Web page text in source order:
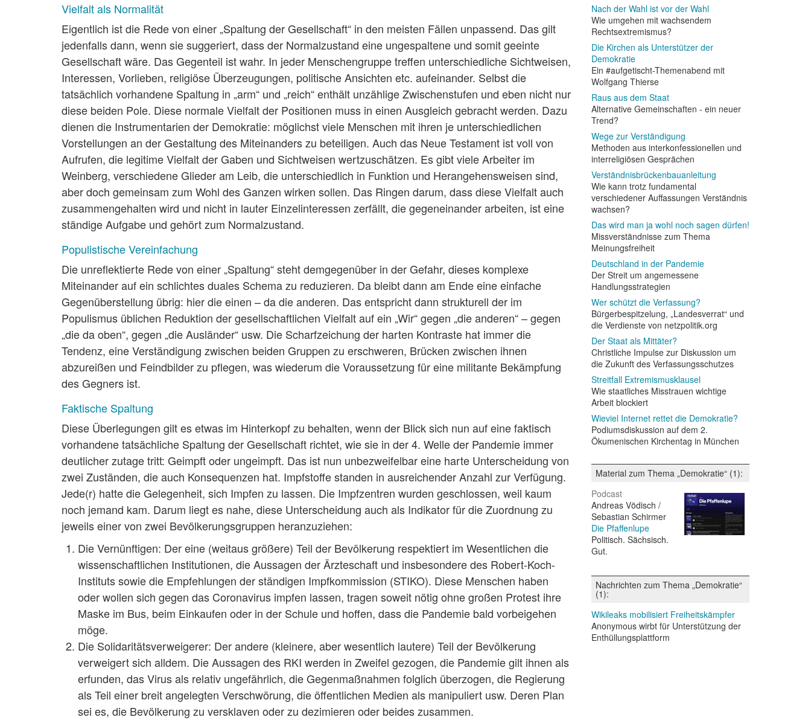
Vielfalt als Normalität
Eigentlich ist die Rede von einer „Spaltung der Gesellschaft“ in den meisten Fällen unpassend. Das gilt
jedenfalls dann, wenn sie suggeriert, dass der Normalzustand eine ungespaltene und somit geeinte
Gesellschaft wäre. Das Gegenteil ist wahr. In jeder Menschengruppe treffen unterschiedliche Sichtweisen,
Interessen, Vorlieben, religiöse Überzeugungen, politische Ansichten etc. aufeinander. Selbst die
tatsächlich vorhandene Spaltung in „arm“ und „reich“ enthält unzählige Zwischenstufen und eben nicht nur
diese beiden Pole. Diese normale Vielfalt der Positionen muss in einen Ausgleich gebracht werden. Dazu
dienen die Instrumentarien der Demokratie: möglichst viele Menschen mit ihren je unterschiedlichen
Vorstellungen an der Gestaltung des Miteinanders zu beteiligen. Auch das Neue Testament ist voll von
Aufrufen, die legitime Vielfalt der Gaben und Sichtweisen wertzuschätzen. Es gibt viele Arbeiter im
Weinberg, verschiedene Glieder am Leib, die unterschiedlich in Funktion und Herangehensweisen sind,
aber doch gemeinsam zum Wohl des Ganzen wirken sollen. Das Ringen darum, dass diese Vielfalt auch
zusammengehalten wird und nicht in lauter Einzelinteressen zerfällt, die gegeneinander arbeiten, ist eine
ständige Aufgabe und gehört zum Normalzustand.
Populistische Vereinfachung
Die unreflektierte Rede von einer „Spaltung“ steht demgegenüber in der Gefahr, dieses komplexe
Miteinander auf ein schlichtes duales Schema zu reduzieren. Da bleibt dann am Ende eine einfache
Gegenüberstellung übrig: hier die einen – da die anderen. Das entspricht dann strukturell der im
Populismus üblichen Reduktion der gesellschaftlichen Vielfalt auf ein „Wir“ gegen „die anderen“ – gegen
„die da oben“, gegen „die Ausländer“ usw. Die Scharfzeichung der harten Kontraste hat immer die
Tendenz, eine Verständigung zwischen beiden Gruppen zu erschweren, Brücken zwischen ihnen
abzureißen und Feindbilder zu pflegen, was wiederum die Voraussetzung für eine militante Bekämpfung
des Gegners ist.
Faktische Spaltung
Diese Überlegungen gilt es etwas im Hinterkopf zu behalten, wenn der Blick sich nun auf eine faktisch
vorhandene tatsächliche Spaltung der Gesellschaft richtet, wie sie in der 4. Welle der Pandemie immer
deutlicher zutage tritt: Geimpft oder ungeimpft. Das ist nun unbezweifelbar eine harte Unterscheidung von
zwei Zuständen, die auch Konsequenzen hat. Impfstoffe standen in ausreichender Anzahl zur Verfügung.
Jede(r) hatte die Gelegenheit, sich Impfen zu lassen. Die Impfzentren wurden geschlossen, weil kaum
noch jemand kam. Darum liegt es nahe, diese Unterscheidung auch als Indikator für die Zuordnung zu
jeweils einer von zwei Bevölkerungsgruppen heranzuziehen:
Die Vernünftigen: Der eine (weitaus größere) Teil der Bevölkerung respektiert im Wesentlichen die
wissenschaftlichen Institutionen, die Aussagen der Ärzteschaft und insbesondere des Robert-Koch-
Instituts sowie die Empfehlungen der ständigen Impfkommission (STIKO). Diese Menschen haben
oder wollen sich gegen das Coronavirus impfen lassen, tragen soweit nötig ohne großen Protest ihre
Maske im Bus, beim Einkaufen oder in der Schule und hoffen, dass die Pandemie bald vorbeigehen
möge.
Die Solidaritätsverweigerer: Der andere (kleinere, aber wesentlich lautere) Teil der Bevölkerung
verweigert sich alldem. Die Aussagen des RKI werden in Zweifel gezogen, die Pandemie gilt ihnen als
erfunden, das Virus als relativ ungefährlich, die Gegenmaßnahmen folglich überzogen, die Regierung
als Teil einer breit angelegten Verschwörung, die öffentlichen Medien als manipuliert usw. Deren Plan
sei es, die Bevölkerung zu versklaven oder zu dezimieren oder beides zusammen.
Nach der Wahl ist vor der Wahl
Wie umgehen mit wachsendem
Rechtsextremismus?
Die Kirchen als Unterstützer der
Demokratie
Ein #aufgetischt-Themenabend mit
Wolfgang Thierse
Raus aus dem Staat
Alternative Gemeinschaften - ein neuer
Trend?
Wege zur Verständigung
Methoden aus interkonfessionellen und
interreligiösen Gesprächen
Verständnisbrückenbauanleitung
Wie kann trotz fundamental
verschiedener Auffassungen Verständnis
wachsen?
Das wird man ja wohl noch sagen dürfen!
Missverständnisse zum Thema
Meinungsfreiheit
Deutschland in der Pandemie
Der Streit um angemessene
Handlungsstrategien
Wer schützt die Verfassung?
Bürgerbespitzelung, „Landesverrat“ und
die Verdienste von netzpolitik.org
Der Staat als Mittäter?
Christliche Impulse zur Diskussion um
die Zukunft des Verfassungsschutzes
Streitfall Extremismusklausel
Wie staatliches Misstrauen wichtige
Arbeit blockiert
Wieviel Internet rettet die Demokratie?
Podiumsdiskussion auf dem 2.
Ökumenischen Kirchentag in München
Material zum Thema „Demokratie“ (1):
Podcast
Andreas Vödisch /
Sebastian Schirmer
Die Pfaffenlupe
Politisch. Sächsisch.
Gut.
Nachrichten zum Thema „Demokratie“
(1):
Wikileaks mobilisiert Freiheitskämpfer
Anonymous wirbt für Unterstützung der
Enthüllungsplattform